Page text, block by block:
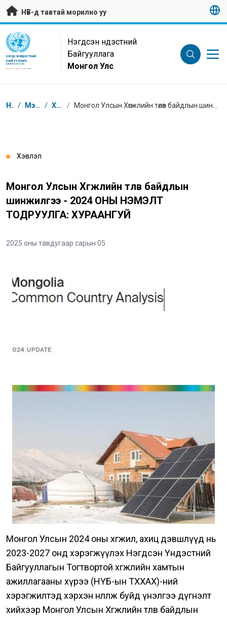
Гол контентийг алгасах
НҮБ-д тавтай морилно уу
UN Logo
НЭГДСЭН ҮНДЭСТНИЙ
БАЙГУУЛЛАГА
МОНГОЛ УЛС
Нэгдсэн Үндэстний
Байгууллага
Монгол Улс
Breadcrumb
Нүүр / Мэдээлэл / Хэвлэл /
Хэвлэл
Монгол Улсын Хөгжлийн төлөв байдлын
шинжилгээ - 2024 ОНЫ НЭМЭЛТ
ТОДРУУЛГА: ХУРААНГУЙ
2025 оны тавдугаар сарын 05
Монгол Улсын 2024 оны хөгжил, ахиц дэвшлүүд нь
2023-2027 онд хэрэгжүүлэх Нэгдсэн Үндэстний
Байгууллагын Тогтвортой хөгжлийн хамтын
ажиллагааны хүрээ (НҮБ-ын ТХХАХ)-ний
хэрэгжилтэд хэрхэн нөлөөлж буйд үнэлгээ дүгнэлт
хийхээр Монгол Улсын Хөгжлийн төлөв байдлын